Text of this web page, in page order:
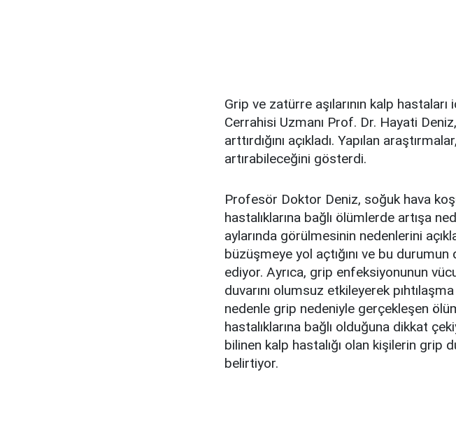
Grip ve zatürre aşılarının kalp
Cerrahisi Uzmanı Prof. Dr. Hayati
arttırdığını açıkladı. Yapılan
artırabileceğini gösterdi.
Profesör Doktor Deniz, soğuk hava
hastalıklarına bağlı ölümlerde artışa
aylarında görülmesinin nedenlerini
büzüşmeye yol açtığını ve bu
ediyor. Ayrıca, grip enfeksiyonunun
duvarını olumsuz etkileyerek
nedenle grip nedeniyle gerçekleşen
hastalıklarına bağlı olduğuna dikkat
bilinen kalp hastalığı olan kişilerin grip
belirtiyor.